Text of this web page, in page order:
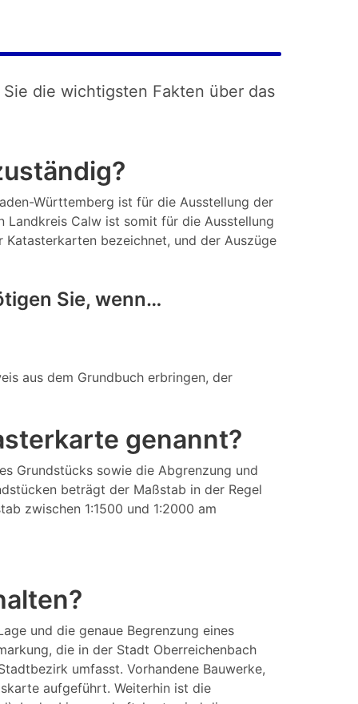
die wichtigsten Fakten über das
Württemberg ist für die Ausstellung der
Landkreis Calw ist somit für die Ausstellung
bezeichnet, und der Auszüge
Sie, wenn…
aus dem Grundbuch erbringen, der
genannt?
Grundstücks sowie die Abgrenzung und
beträgt der Maßstab in der Regel
zwischen 1:1500 und 1:2000 am
und die genaue Begrenzung eines
die in der Stadt Oberreichenbach
umfasst. Vorhandene Bauwerke,
aufgeführt. Weiterhin ist die